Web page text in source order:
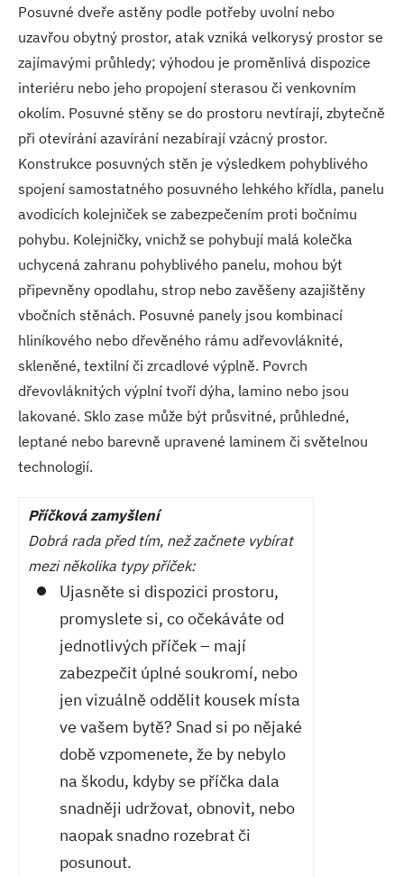
Posuvné dveře astěny podle potřeby uvolní nebo
uzavřou obytný prostor, atak vzniká velkorysý prostor se
zajímavými průhledy; výhodou je proměnlivá dispozice
interiéru nebo jeho propojení sterasou či venkovním
okolím. Posuvné stěny se do prostoru nevtírají, zbytečně
při otevírání azavírání nezabírají vzácný prostor.
Konstrukce posuvných stěn je výsledkem pohyblivého
spojení samostatného posuvného lehkého křídla, panelu
avodicích kolejniček se zabezpečením proti bočnímu
pohybu. Kolejničky, vnichž se pohybují malá kolečka
uchycená zahranu pohyblivého panelu, mohou být
připevněny opodlahu, strop nebo zavěšeny azajištěny
vbočních stěnách. Posuvné panely jsou kombinací
hliníkového nebo dřevěného rámu adřevovláknité,
skleněné, textilní či zrcadlové výplně. Povrch
dřevovláknitých výplní tvoří dýha, lamino nebo jsou
lakované. Sklo zase může být průsvitné, průhledné,
leptané nebo barevně upravené laminem či světelnou
technologií.
Příčková zamyšlení
Dobrá rada před tím, než začnete vybírat
mezi několika typy příček:
Ujasněte si dispozici prostoru,
promyslete si, co očekáváte od
jednotlivých příček – mají
zabezpečit úplné soukromí, nebo
jen vizuálně oddělit kousek místa
ve vašem bytě? Snad si po nějaké
době vzpomenete, že by nebylo
na škodu, kdyby se příčka dala
snadněji udržovat, obnovit, nebo
naopak snadno rozebrat či
posunout.